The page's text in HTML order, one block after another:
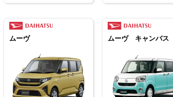
ムーヴ ムーヴ キャンバス